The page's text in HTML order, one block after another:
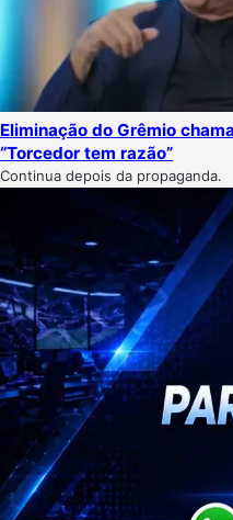
Eliminação do Grêmio
“Torcedor tem razão”
Continua depois da propaganda.